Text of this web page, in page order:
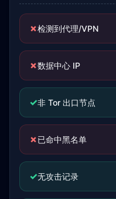
✗检测到代理/VPN
✗数据中心 IP
✓非 Tor 出口节点
✗已命中黑名单
✓无攻击记录